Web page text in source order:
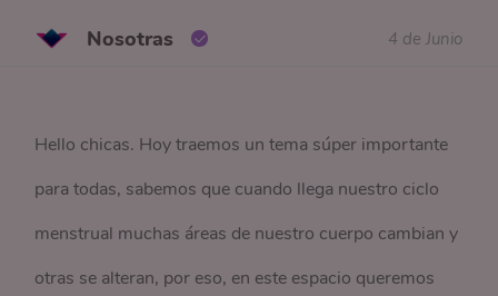
Nosotras 4 de Junio
Hello chicas. Hoy traemos un tema súper importante
para todas, sabemos que cuando llega nuestro ciclo
menstrual muchas áreas de nuestro cuerpo cambian y
otras se alteran, por eso, en este espacio queremos